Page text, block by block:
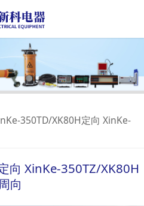
XK80H
周向
350TD/XK80H定向 XinKe-
向 XinKe-350TZ/XK80H
周向